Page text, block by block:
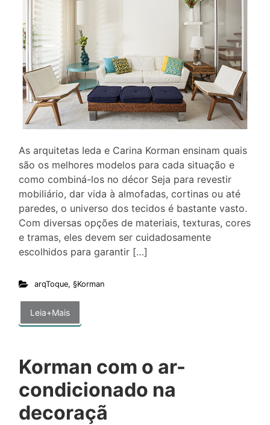
As arquitetas Ieda e Carina Korman ensinam quais
são os melhores modelos para cada situação e
como combiná-los no décor Seja para revestir
mobiliário, dar vida à almofadas, cortinas ou até
paredes, o universo dos tecidos é bastante vasto.
Com diversas opções de materiais, texturas, cores
e tramas, eles devem ser cuidadosamente
escolhidos para garantir […]
arqToque, §Korman
Leia+Mais
Korman com o ar-
condicionado na
decoraçã